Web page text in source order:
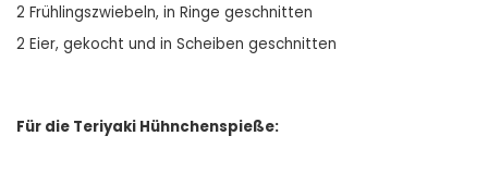
2 Frühlingszwiebeln, in Ringe geschnitten
2 Eier, gekocht und in Scheiben geschnitten
Für die Teriyaki Hühnchenspieße: